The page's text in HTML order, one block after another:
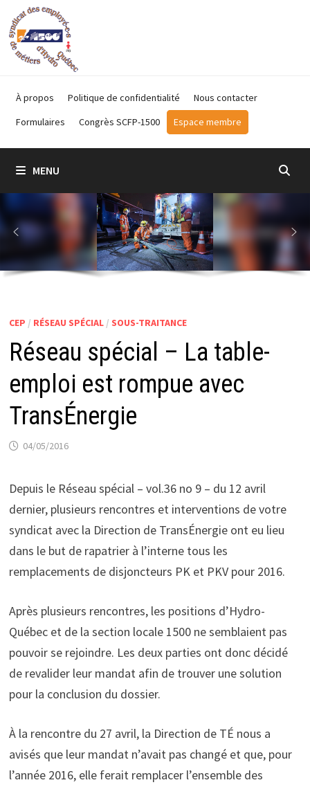
Passer
au
contenu
À propos Politique de confidentialité
Nous contacter
Formulaires
Congrès SCFP-1500 Espace membre
MENU
CEP / RÉSEAU SPÉCIAL/ SOUS-TRAITANCE
Réseau spécial – La table-
emploi est rompue avec
TransÉnergie
04/05/2016
Depuis le Réseau spécial – vol.36 no 9 – du 12 avril
dernier, plusieurs rencontres et interventions de votre
syndicat avec la Direction de TransÉnergie ont eu lieu
dans le but de rapatrier à l’interne tous les
remplacements de disjoncteurs PK et PKV pour 2016.
Après plusieurs rencontres, les positions d’Hydro-
Québec et de la section locale 1500 ne semblaient pas
pouvoir se rejoindre. Les deux parties ont donc décidé
de revalider leur mandat afin de trouver une solution
pour la conclusion du dossier.
À la rencontre du 27 avril, la Direction de TÉ nous a
avisés que leur mandat n’avait pas changé et que, pour
l’année 2016, elle ferait remplacer l’ensemble des